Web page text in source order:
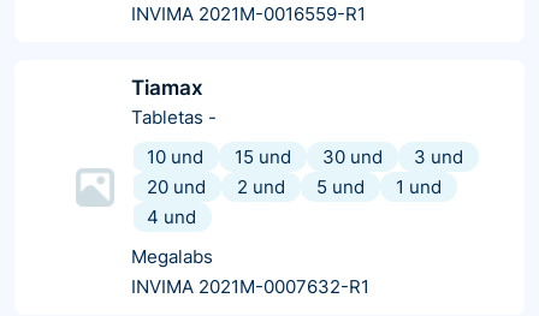
INVIMA 2021M-0016559-R1
Tiamax
Tabletas -
10 und
15 und 30 und
3 und
20 und
2 und 5 und
1 und
4 und
Megalabs
INVIMA 2021M-0007632-R1